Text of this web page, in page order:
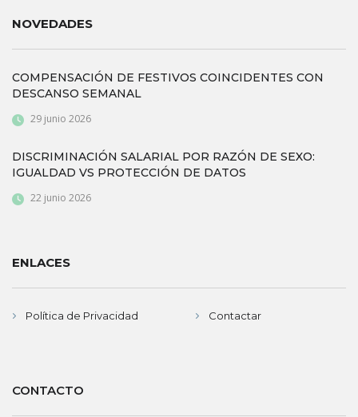
NOVEDADES
COMPENSACIÓN DE FESTIVOS COINCIDENTES CON
DESCANSO SEMANAL
29 junio 2026
DISCRIMINACIÓN SALARIAL POR RAZÓN DE SEXO:
IGUALDAD VS PROTECCIÓN DE DATOS
22 junio 2026
ENLACES
Política de Privacidad Contactar
CONTACTO